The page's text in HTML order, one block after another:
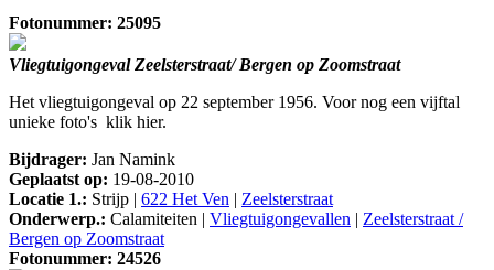
Fotonummer: 25095
Vliegtuigongeval Zeelsterstraat/ Bergen op Zoomstraat
Het vliegtuigongeval op 22 september 1956. Voor nog een vijftal
unieke foto's klik hier.
Bijdrager: Jan Namink
Geplaatst op: 19-08-2010
Locatie 1.: Strijp | 622 Het Ven | Zeelsterstraat
Onderwerp.: Calamiteiten | Vliegtuigongevallen | Zeelsterstraat /
Bergen op Zoomstraat
Fotonummer: 24526